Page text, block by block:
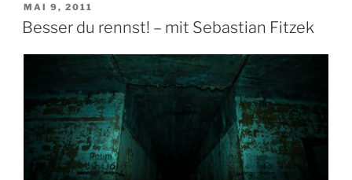
VERÖFFENTLICHT
AM
MAI 9, 2011
Besser du rennst! – mit Sebastian Fitzek